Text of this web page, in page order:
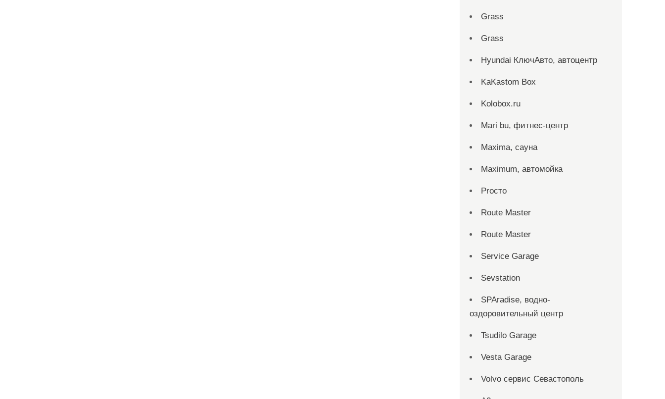
Grass
Grass
Hyundai КлючАвто, автоцентр
KaKastom Box
Kolobox.ru
Mari bu, фитнес-центр
Maxima, сауна
Maximum, автомойка
Proсто
Route Master
Route Master
Service Garage
Sevstation
SPAradise, водно-
оздоровительный центр
Tsudilo Garage
Vesta Garage
Volvo сервис Севастополь